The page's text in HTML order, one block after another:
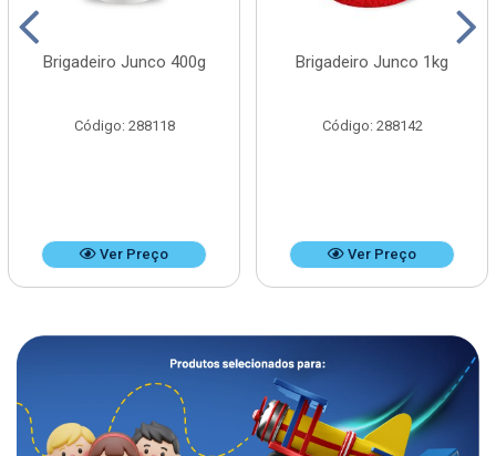
Brigadeiro Junco 400g
Código: 288118
Ver Preço
Brigadeiro Junco 1kg
Código: 288142
Ver Preço